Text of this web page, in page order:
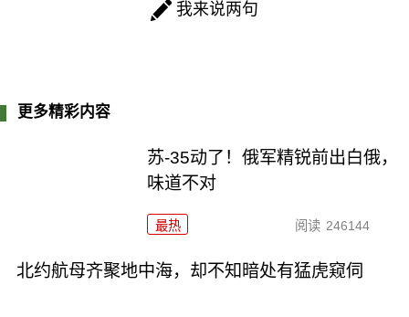
我来说两句
更多精彩内容
苏-35动了！俄军精锐前出白俄，
味道不对
最热 阅读 246144
北约航母齐聚地中海，却不知暗处有猛虎窥伺